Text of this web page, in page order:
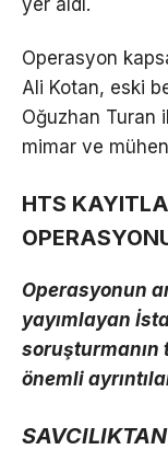
yer aldı.
Operasyon
Ali Kotan, eski
Oğuzhan Turan
mimar ve
HTS
Operasyonun
yayımlayan
önemli